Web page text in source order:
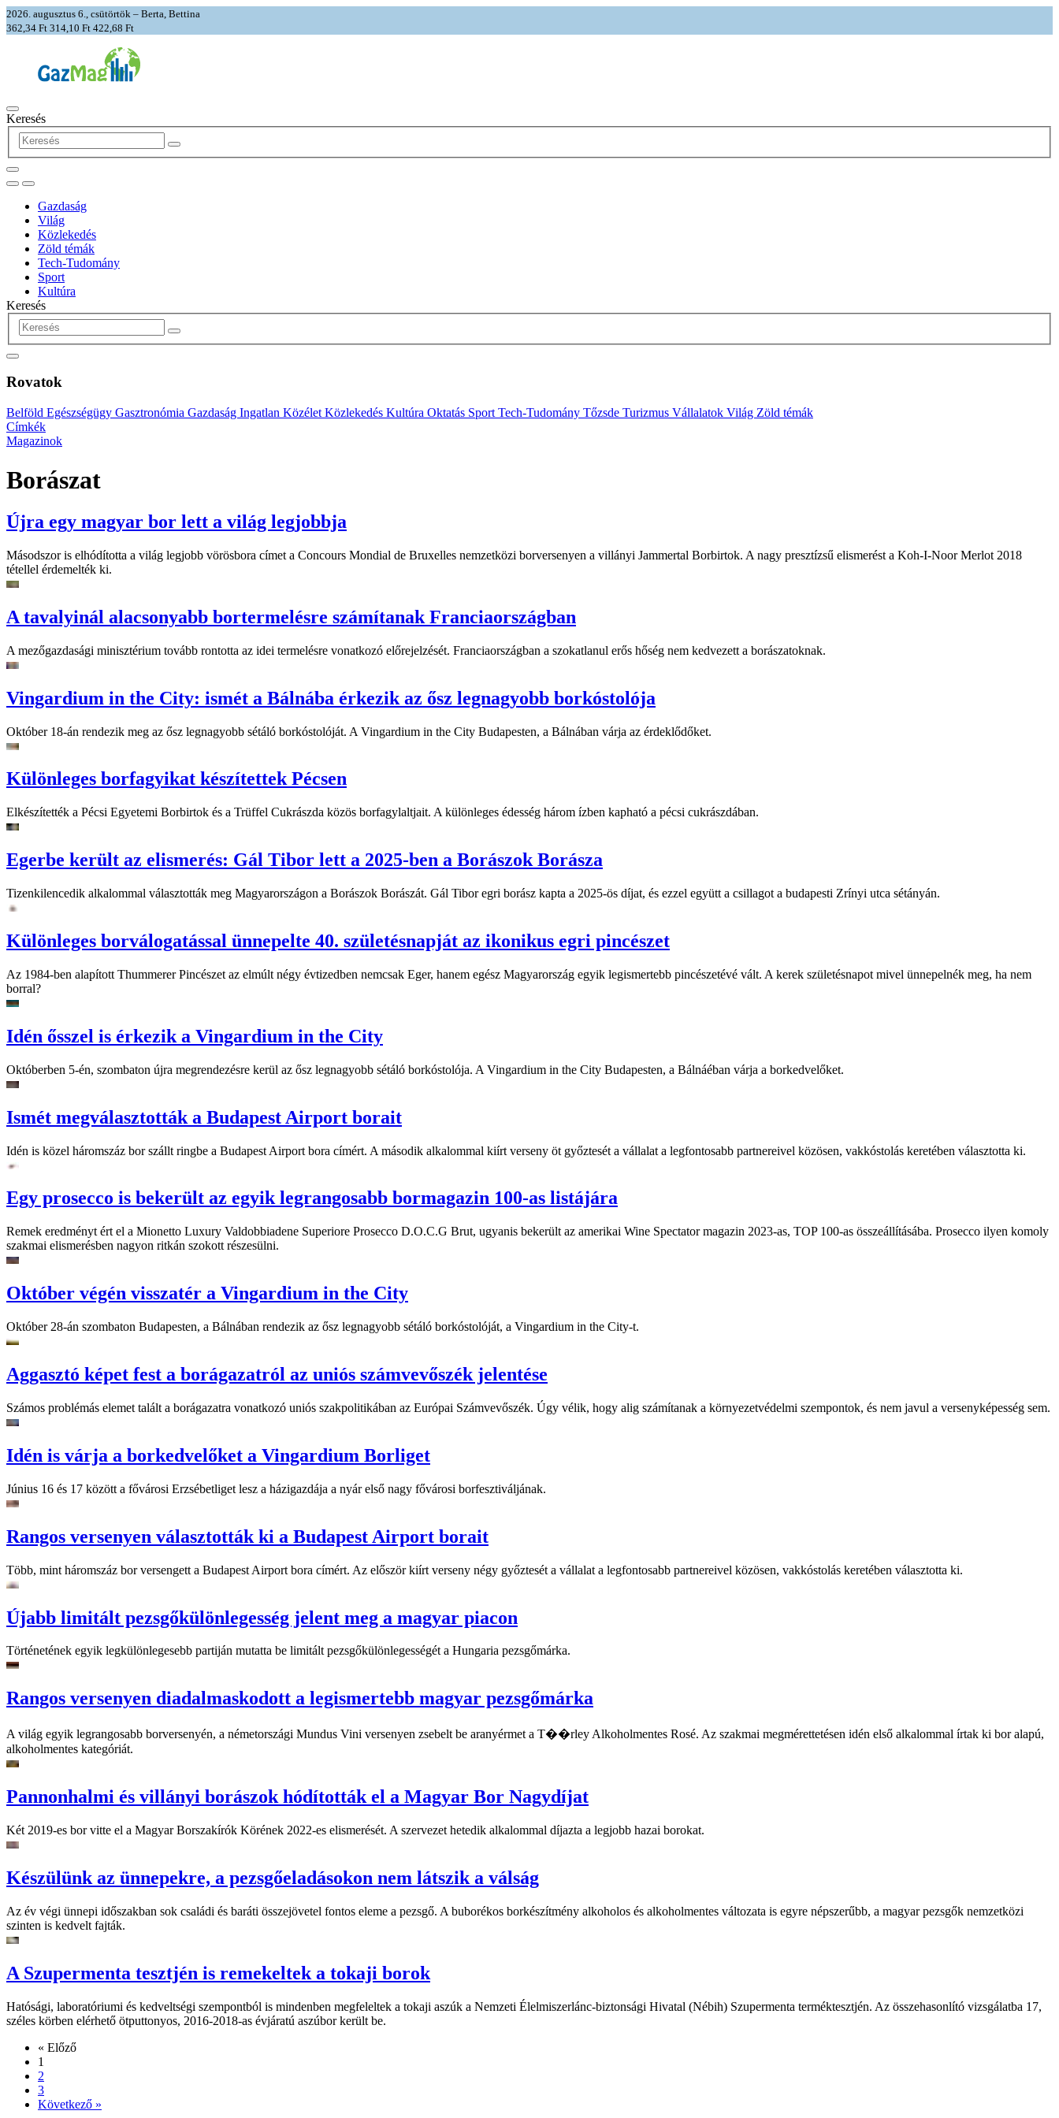
2026. augusztus 6., csütörtök – Berta, Bettina
362,34 Ft 314,10 Ft 422,68 Ft
Keresés
Gazdaság
Világ
Közlekedés
Zöld témák
Tech-Tudomány
Sport
Kultúra
Keresés
Rovatok
Belföld Egészségügy Gasztronómia Gazdaság Ingatlan Közélet Közlekedés Kultúra Oktatás Sport Tech-Tudomány Tőzsde Turizmus Vállalatok Világ Zöld témák
Címkék
Magazinok
Borászat
Újra egy magyar bor lett a világ legjobbja
Másodszor is elhódította a világ legjobb vörösbora címet a Concours Mondial de Bruxelles nemzetközi borversenyen a villányi Jammertal Borbirtok. A nagy presztízsű elismerést a Koh-I-Noor Merlot 2018
tétellel érdemelték ki.
A tavalyinál alacsonyabb bortermelésre számítanak Franciaországban
A mezőgazdasági minisztérium tovább rontotta az idei termelésre vonatkozó előrejelzését. Franciaországban a szokatlanul erős hőség nem kedvezett a borászatoknak.
Vingardium in the City: ismét a Bálnába érkezik az ősz legnagyobb borkóstolója
Október 18-án rendezik meg az ősz legnagyobb sétáló borkóstolóját. A Vingardium in the City Budapesten, a Bálnában várja az érdeklődőket.
Különleges borfagyikat készítettek Pécsen
Elkészítették a Pécsi Egyetemi Borbirtok és a Trüffel Cukrászda közös borfagylaltjait. A különleges édesség három ízben kapható a pécsi cukrászdában.
Egerbe került az elismerés: Gál Tibor lett a 2025-ben a Borászok Borásza
Tizenkilencedik alkalommal választották meg Magyarországon a Borászok Borászát. Gál Tibor egri borász kapta a 2025-ös díjat, és ezzel együtt a csillagot a budapesti Zrínyi utca sétányán.
Különleges borválogatással ünnepelte 40. születésnapját az ikonikus egri pincészet
Az 1984-ben alapított Thummerer Pincészet az elmúlt négy évtizedben nemcsak Eger, hanem egész Magyarország egyik legismertebb pincészetévé vált. A kerek születésnapot mivel ünnepelnék meg, ha nem
borral?
Idén ősszel is érkezik a Vingardium in the City
Októberben 5-én, szombaton újra megrendezésre kerül az ősz legnagyobb sétáló borkóstolója. A Vingardium in the City Budapesten, a Bálnáéban várja a borkedvelőket.
Ismét megválasztották a Budapest Airport borait
Idén is közel háromszáz bor szállt ringbe a Budapest Airport bora címért. A második alkalommal kiírt verseny öt győztesét a vállalat a legfontosabb partnereivel közösen, vakkóstolás keretében választotta ki.
Egy prosecco is bekerült az egyik legrangosabb bormagazin 100-as listájára
Remek eredményt ért el a Mionetto Luxury Valdobbiadene Superiore Prosecco D.O.C.G Brut, ugyanis bekerült az amerikai Wine Spectator magazin 2023-as, TOP 100-as összeállításába. Prosecco ilyen komoly
szakmai elismerésben nagyon ritkán szokott részesülni.
Október végén visszatér a Vingardium in the City
Október 28-án szombaton Budapesten, a Bálnában rendezik az ősz legnagyobb sétáló borkóstolóját, a Vingardium in the City-t.
Aggasztó képet fest a borágazatról az uniós számvevőszék jelentése
Számos problémás elemet talált a borágazatra vonatkozó uniós szakpolitikában az Európai Számvevőszék. Úgy vélik, hogy alig számítanak a környezetvédelmi szempontok, és nem javul a versenyképesség sem.
Idén is várja a borkedvelőket a Vingardium Borliget
Június 16 és 17 között a fővárosi Erzsébetliget lesz a házigazdája a nyár első nagy fővárosi borfesztiváljának.
Rangos versenyen választották ki a Budapest Airport borait
Több, mint háromszáz bor versengett a Budapest Airport bora címért. Az először kiírt verseny négy győztesét a vállalat a legfontosabb partnereivel közösen, vakkóstolás keretében választotta ki.
Újabb limitált pezsgőkülönlegesség jelent meg a magyar piacon
Történetének egyik legkülönlegesebb partiján mutatta be limitált pezsgőkülönlegességét a Hungaria pezsgőmárka.
Rangos versenyen diadalmaskodott a legismertebb magyar pezsgőmárka
A világ egyik legrangosabb borversenyén, a németországi Mundus Vini versenyen zsebelt be aranyérmet a T��rley Alkoholmentes Rosé. Az szakmai megmérettetésen idén első alkalommal írtak ki bor alapú,
alkoholmentes kategóriát.
Pannonhalmi és villányi borászok hódították el a Magyar Bor Nagydíjat
Két 2019-es bor vitte el a Magyar Borszakírók Körének 2022-es elismerését. A szervezet hetedik alkalommal díjazta a legjobb hazai borokat.
Készülünk az ünnepekre, a pezsgőeladásokon nem látszik a válság
Az év végi ünnepi időszakban sok családi és baráti összejövetel fontos eleme a pezsgő. A buborékos borkészítmény alkoholos és alkoholmentes változata is egyre népszerűbb, a magyar pezsgők nemzetközi
szinten is kedvelt fajták.
A Szupermenta tesztjén is remekeltek a tokaji borok
Hatósági, laboratóriumi és kedveltségi szempontból is mindenben megfeleltek a tokaji aszúk a Nemzeti Élelmiszerlánc-biztonsági Hivatal (Nébih) Szupermenta terméktesztjén. Az összehasonlító vizsgálatba 17,
széles körben elérhető ötputtonyos, 2016-2018-as évjáratú aszúbor került be.
« Előző
1
2
3
Következő »